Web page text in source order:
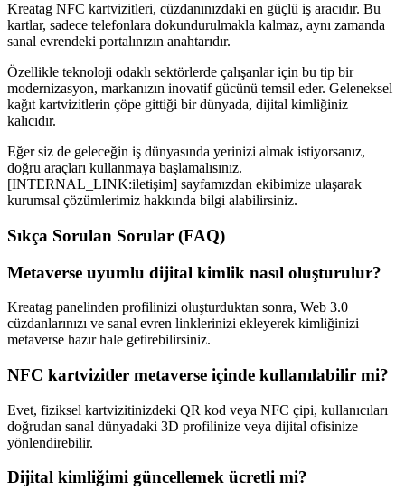
Kreatag NFC kartvizitleri, cüzdanınızdaki en güçlü iş aracıdır. Bu
kartlar, sadece telefonlara dokundurulmakla kalmaz, aynı zamanda
sanal evrendeki portalınızın anahtarıdır.
Özellikle teknoloji odaklı sektörlerde çalışanlar için bu tip bir
modernizasyon, markanızın inovatif gücünü temsil eder. Geleneksel
kağıt kartvizitlerin çöpe gittiği bir dünyada, dijital kimliğiniz
kalıcıdır.
Eğer siz de geleceğin iş dünyasında yerinizi almak istiyorsanız,
doğru araçları kullanmaya başlamalısınız.
[INTERNAL_LINK:iletişim] sayfamızdan ekibimize ulaşarak
kurumsal çözümlerimiz hakkında bilgi alabilirsiniz.
Sıkça Sorulan Sorular (FAQ)
Metaverse uyumlu dijital kimlik nasıl oluşturulur?
Kreatag panelinden profilinizi oluşturduktan sonra, Web 3.0
cüzdanlarınızı ve sanal evren linklerinizi ekleyerek kimliğinizi
metaverse hazır hale getirebilirsiniz.
NFC kartvizitler metaverse içinde kullanılabilir mi?
Evet, fiziksel kartvizitinizdeki QR kod veya NFC çipi, kullanıcıları
doğrudan sanal dünyadaki 3D profilinize veya dijital ofisinize
yönlendirebilir.
Dijital kimliğimi güncellemek ücretli mi?